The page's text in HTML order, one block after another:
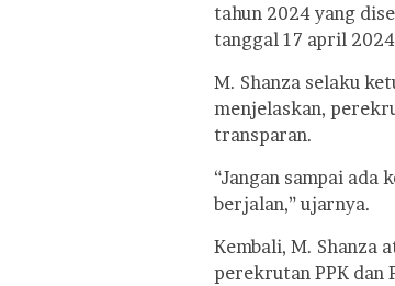
tahun 2024 yang
tanggal 17 april
M. Shanza selaku
menjelaskan,
transparan.
“Jangan sampai ada
berjalan,” ujarnya.
Kembali, M. Shanza
perekrutan PPK dan